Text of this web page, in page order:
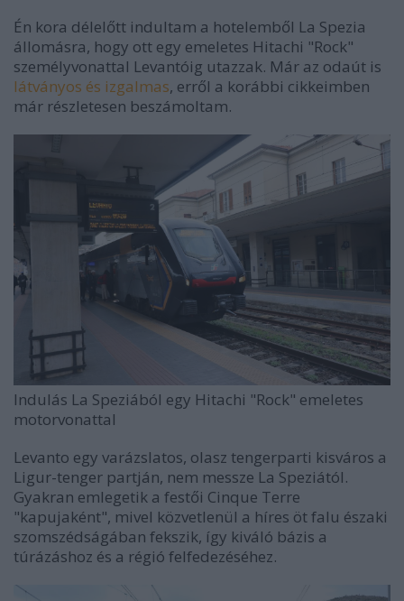
Én kora délelőtt indultam a hotelemből La Spezia
állomásra, hogy ott egy emeletes Hitachi "Rock"
személyvonattal Levantóig utazzak. Már az odaút is
látványos és izgalmas, erről a korábbi cikkeimben
már részletesen beszámoltam.
Indulás La Speziából egy Hitachi "Rock" emeletes
motorvonattal
Levanto egy varázslatos, olasz tengerparti kisváros a
Ligur-tenger partján, nem messze La Speziától.
Gyakran emlegetik a festői Cinque Terre
"kapujaként", mivel közvetlenül a híres öt falu északi
szomszédságában fekszik, így kiváló bázis a
túrázáshoz és a régió felfedezéséhez.